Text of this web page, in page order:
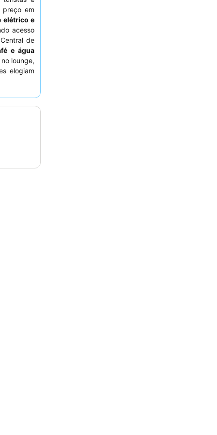
preço em
elétrico e
acesso
de
e água
no lounge,
elogiam
oferece